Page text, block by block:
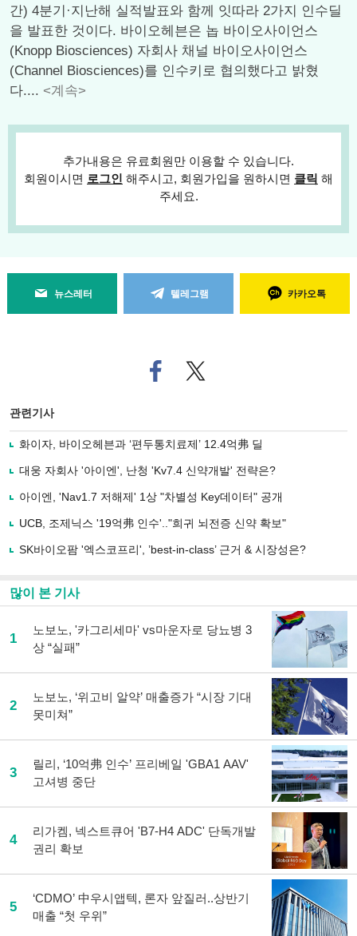
간) 4분기·지난해 실적발표와 함께 잇따라 2가지 인수딜
을 발표한 것이다. 바이오헤븐은 놉 바이오사이언스
(Knopp Biosciences) 자회사 채널 바이오사이언스
(Channel Biosciences)를 인수키로 협의했다고 밝혔
다.... <계속>
추가내용은 유료회원만 이용할 수 있습니다.
회원이시면 로그인 해주시고, 회원가입을 원하시면 클릭 해
주세요.
뉴스레터 텔레그램 카카오톡
페
이
로
기
사
유
기
트위
터로
관련기사
화이자, 바이오헤븐과 ‘편두통치료제’ 12.4억弗 딜
대웅 자회사 '아이엔', 난청 'Kv7.4 신약개발' 전략은?
아이엔, 'Nav1.7 저해제' 1상 "차별성 Key데이터" 공개
UCB, 조제닉스 '19억弗 인수'.."희귀 뇌전증 신약 확보"
SK바이오팜 '엑스코프리', ’best-in-class’ 근거 & 시장성은?
많이 본 기사
1
노보노, '카그리세마' vs마운자로 당뇨병 3
상 “실패”
2
노보노, ‘위고비 알약’ 매출증가 “시장 기대
못미쳐”
3
릴리, ‘10억弗 인수’ 프리베일 'GBA1 AAV'
고셔병 중단
4
리가켐, 넥스트큐어 'B7-H4 ADC' 단독개발
권리 확보
5
‘CDMO’ 中우시앱텍, 론자 앞질러..상반기
매출 “첫 우위”